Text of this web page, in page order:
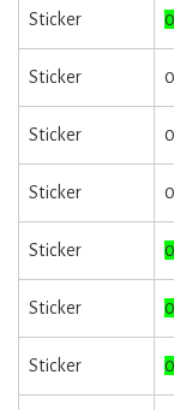
Sticker
Sticker
Sticker
Sticker
Sticker
Sticker
Sticker